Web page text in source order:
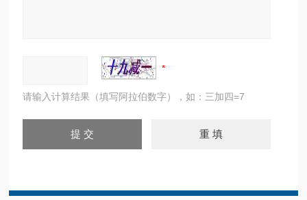
请输入计算结果（填写阿拉伯数字），如：三加四=7